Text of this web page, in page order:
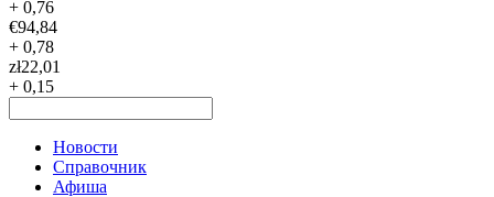
+ 0,76
€94,84
+ 0,78
zł22,01
+ 0,15
Новости
Справочник
Афиша